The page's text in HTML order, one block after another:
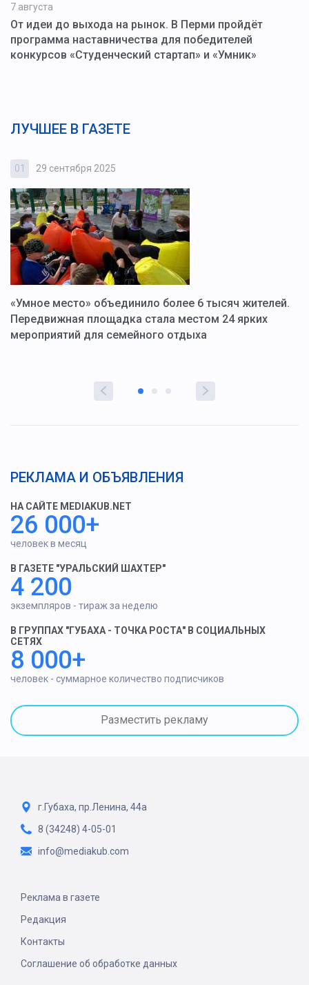
7 августа
От идеи до выхода на рынок. В Перми пройдёт
программа наставничества для победителей
конкурсов «Студенческий стартап» и «Умник»
ЛУЧШЕЕ В ГАЗЕТЕ
01 29 сентября 2025
«Умное место» объединило более 6 тысяч жителей.
Передвижная площадка стала местом 24 ярких
мероприятий для семейного отдыха
РЕКЛАМА И ОБЪЯВЛЕНИЯ
НА САЙТЕ MEDIAKUB.NET
26 000+
человек в месяц
В ГАЗЕТЕ "УРАЛЬСКИЙ ШАХТЕР"
4 200
экземпляров - тираж за неделю
В ГРУППАХ "ГУБАХА - ТОЧКА РОСТА" В СОЦИАЛЬНЫХ
СЕТЯХ
8 000+
человек - суммарное количество подписчиков
Разместить рекламу
г.Губаха, пр.Ленина, 44а
8 (34248) 4-05-01
info@mediakub.com
Реклама в газете
Редакция
Контакты
Соглашение об обработке данных